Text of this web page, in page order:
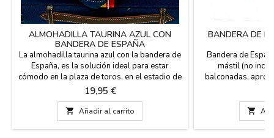
ALMOHADILLA TAURINA AZUL CON
BANDERA DE ESPAÑA
La almohadilla taurina azul con la bandera de
España, es la solución ideal para estar
cómodo en la plaza de toros, en el estadio de
fútbol o en el campo. Tejido de manta
estribera, revés en polipiel color azul, asa de
cuero y cremallera. Te garantizamos la mejor
calidad en los materiales. Hecho en España.
Lavable en agua fría. Medida: 37 cm x 27 cm x
Precio
19,95 €
 Añadir al carrito
BANDERA DE
Bandera de
mástil (no
balconadas,
ocio... Fabricada
90 cm (Grande)
180 cm
